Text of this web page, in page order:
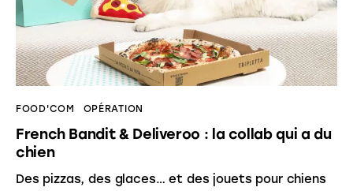
FOOD'COM OPÉRATION
French Bandit & Deliveroo : la collab qui a du
chien
Des pizzas, des glaces… et des jouets pour chiens